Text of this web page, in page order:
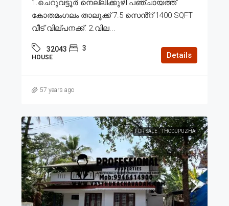
1.ചെറുവട്ടൂർ നെല്ലിക്കുഴി പഞ്ചായത്ത്
കോതമംഗലം താലൂക്ക് 7.5 സെൻ്റ് 1400 SQFT
വീട് വില്പനക്ക്. 2.വില...
32043 3
HOUSE Details
57 years ago
FOR SALE THODUPUZHA